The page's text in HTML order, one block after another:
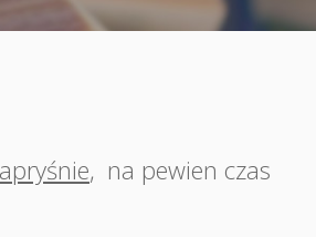
, na pewien czas